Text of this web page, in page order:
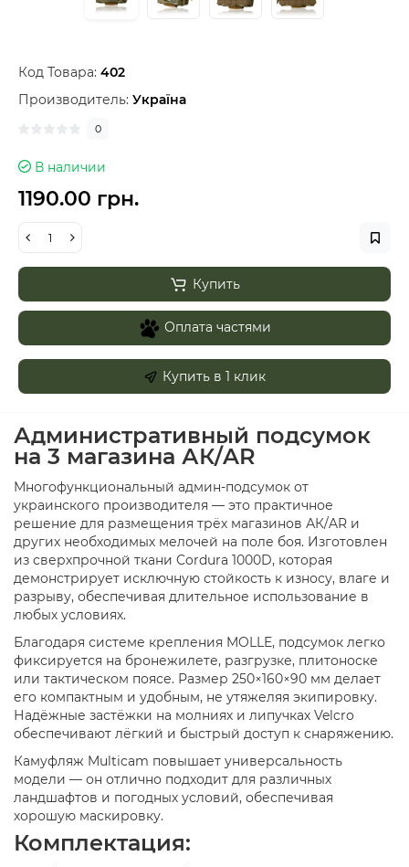
Код Товара: 402
Производитель: Україна
0
В наличии
1190.00 грн.
Купить
Оплата частями
Купить в 1 клик
Административный подсумок
на 3 магазина АК/AR
Многофункциональный админ-подсумок от
украинского производителя — это практичное
решение для размещения трёх магазинов АК/AR и
других необходимых мелочей на поле боя. Изготовлен
из сверхпрочной ткани Cordura 1000D, которая
демонстрирует исключную стойкость к износу, влаге и
разрыву, обеспечивая длительное использование в
любых условиях.
Благодаря системе крепления MOLLE, подсумок легко
фиксируется на бронежилете, разгрузке, плитоноске
или тактическом поясе. Размер 250×160×90 мм делает
его компактным и удобным, не утяжеляя экипировку.
Надёжные застёжки на молниях и липучках Velcro
обеспечивают лёгкий и быстрый доступ к снаряжению.
Камуфляж Multicam повышает универсальность
модели — он отлично подходит для различных
ландшафтов и погодных условий, обеспечивая
хорошую маскировку.
Комплектация: